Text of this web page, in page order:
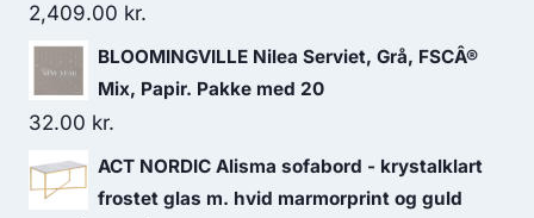
2,409.00 kr.
BLOOMINGVILLE Nilea Serviet, Grå, FSCÂ®
Mix, Papir. Pakke med 20
32.00 kr.
ACT NORDIC Alisma sofabord - krystalklart
frostet glas m. hvid marmorprint og guld